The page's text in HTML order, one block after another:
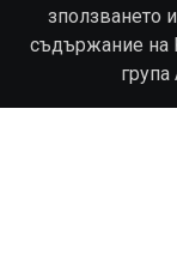
зползването
съдържание на